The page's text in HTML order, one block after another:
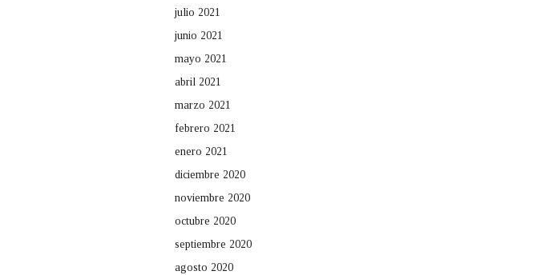
julio 2021
junio 2021
mayo 2021
abril 2021
marzo 2021
febrero 2021
enero 2021
diciembre 2020
noviembre 2020
octubre 2020
septiembre 2020
agosto 2020